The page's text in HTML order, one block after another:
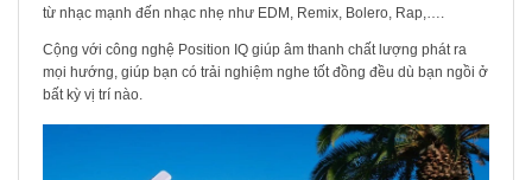
từ nhạc mạnh đến nhạc nhẹ như EDM, Remix, Bolero, Rap,….
Cộng với công nghệ Position IQ giúp âm thanh chất lượng phát ra
mọi hướng, giúp bạn có trải nghiệm nghe tốt đồng đều dù bạn ngồi ở
bất kỳ vị trí nào.